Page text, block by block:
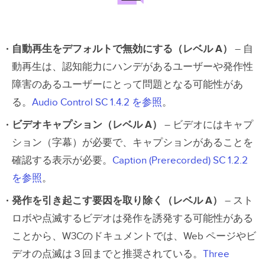
自動再生をデフォルトで無効にする（レベル A）
– 自
動再生は、認知能力にハンデがあるユーザーや発作性
障害のあるユーザーにとって問題となる可能性があ
る。 Audio Control SC 1.4.2 を参照。
ビデオキャプション（レベル A）
– ビデオにはキャプ
ション（字幕）が必要で、キャプションがあることを
確認する表示が必要。 Caption (Prerecorded) SC 1.2.2
を参照。
発作を引き起こす要因を取り除く（レベル A）
– スト
ロボや点滅するビデオは発作を誘発する可能性がある
ことから、W3Cのドキュメントでは、Web ページやビ
デオの点滅は３回までと推奨されている。 Three